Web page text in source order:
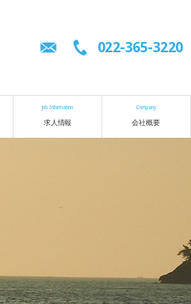
022-365-3220
Job Information
求人情報
Company
会社概要